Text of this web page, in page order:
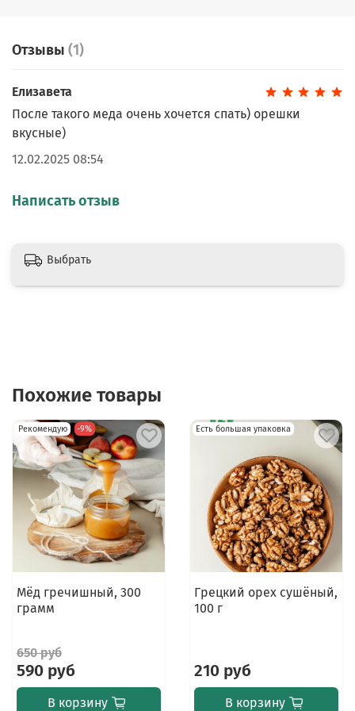
натурального мёда и орехов в меду. Подробнее можно
Отзывы (1)
Елизавета
После такого меда очень хочется спать) орешки
вкусные)
12.02.2025 08:54
Написать отзыв
Выбрать
Похожие товары
Рекомендую -9%
Мёд гречишный, 300
грамм
650 руб
590 руб
В корзину
Есть большая упаковка
Грецкий орех сушёный,
100 г
210 руб
В корзину